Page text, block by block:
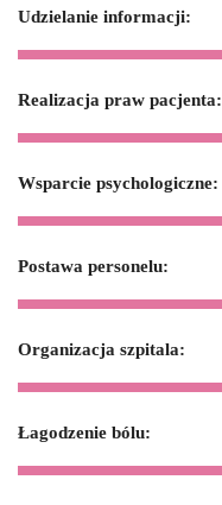
Udzielanie informacji:
Realizacja praw pacjenta:
Wsparcie psychologiczne:
Postawa personelu:
Organizacja szpitala:
Łagodzenie bólu: